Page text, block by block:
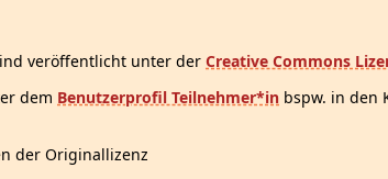
veröffentlicht unter der Creative Commons
dem Benutzerprofil Teilnehmer*in bspw. in den
der Originallizenz